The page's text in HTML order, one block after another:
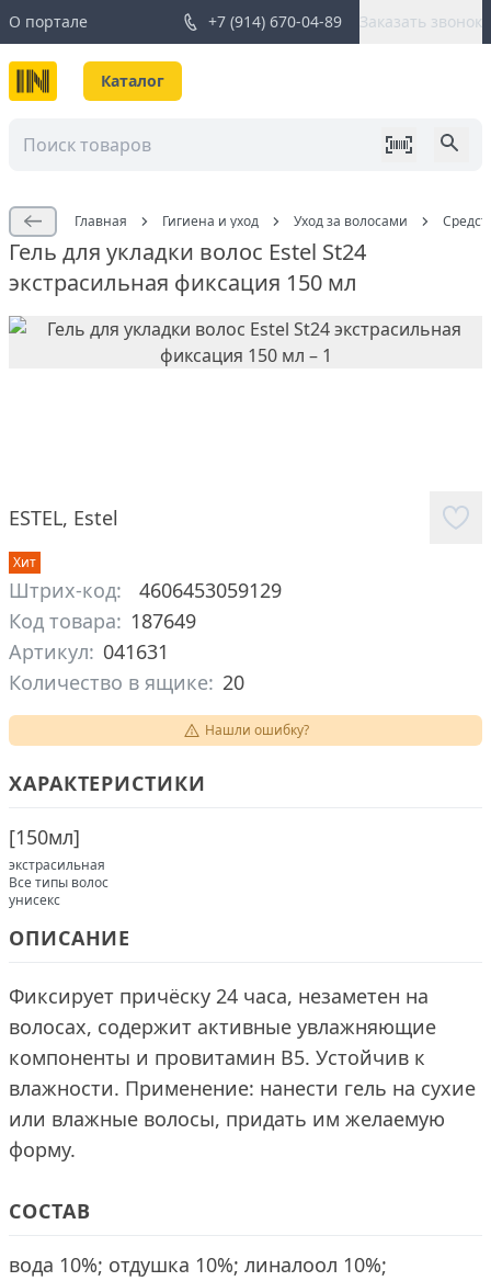
О портале +7 (914) 670-04-89 Заказать звонок
Каталог
Главная Гигиена и уход Уход за волосами
Гель для укладки волос Estel St24
экстрасильная фиксация 150 мл
ESTEL, Estel
Хит
Штрих-код:
4606453059129
Код товара: 187649
Артикул: 041631
Количество в ящике: 20
Нашли ошибку?
ХАРАКТЕРИСТИКИ
[150мл]
экстрасильная
Все типы волос
унисекс
ОПИСАНИЕ
Фиксирует причёску 24 часа, незаметен на
волосах, содержит активные увлажняющие
компоненты и провитамин B5. Устойчив к
влажности. Применение: нанести гель на сухие
или влажные волосы, придать им желаемую
форму.
СОСТАВ
вода 10%; отдушка 10%; линалоол 10%;